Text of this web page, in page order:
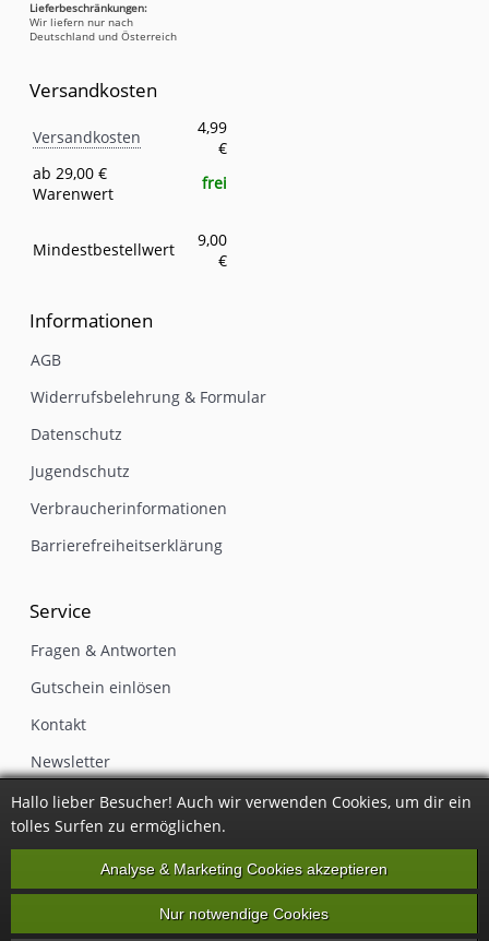
Lieferbeschränkungen:
Wir liefern nur nach
Deutschland und Österreich
Versandkosten
Eigenschaft
Versandkosten
4,99
€
ab 29,00 €
Warenwert
frei
Mindestbestellwert
9,00
€
Informationen
AGB
Widerrufsbelehrung & Formular
Datenschutz
Jugendschutz
Verbraucherinformationen
Barrierefreiheitserklärung
Service
Fragen & Antworten
Gutschein einlösen
Kontakt
Newsletter
Impressum
Vertrag widerrufen
Hallo lieber Besucher! Auch wir verwenden Cookies, um dir ein
tolles Surfen zu ermöglichen.
Analyse & Marketing Cookies akzeptieren
Nur notwendige Cookies